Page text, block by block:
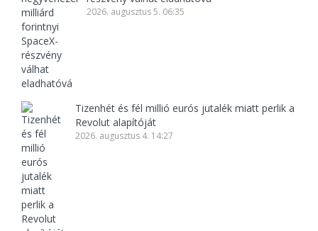
2026. augusztus 5. 06:35
Tizenhét és fél millió eurós jutalék miatt perlik a
Revolut alapítóját
2026. augusztus 4. 14:27